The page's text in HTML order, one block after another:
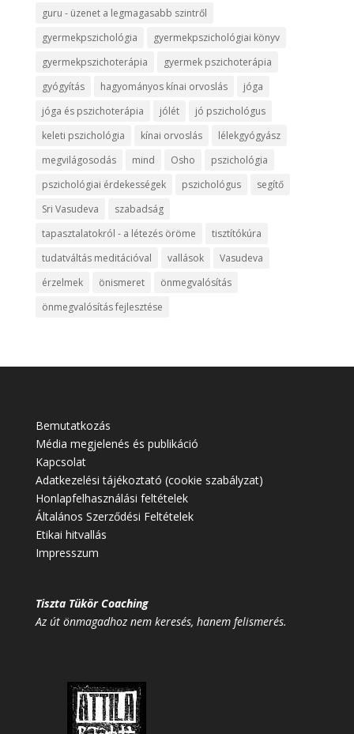
guru - üzenet a legmagasabb szintről
gyermekpszichológia
gyermekpszichológiai könyv
gyermekpszichoterápia
gyermek pszichoterápia
gyógyítás
hagyományos kínai orvoslás
jóga
jóga és pszichoterápia
jólét
jó pszichológus
keleti pszichológia
kínai orvoslás
lélekgyógyász
megvilágosodás
mind Osho
pszichológia
pszichológiai érdekességek
pszichológus
segítő
Sri Vasudeva
szabadság
tapasztalatokról - a létezés öröme
tisztítókúra
tudatváltás meditációval
vallások
Vasudeva
érzelmek
önismeret
önmegvalósítás
önmegvalósítás fejlesztése
Bemutatkozás
Média megjelenés és publikáció
Kapcsolat
Adatkezelési tájékoztató (cookie szabályzat)
Honlapfelhasználási feltételek
Általános Szerződési Feltételek
Etikai hitvallás
Impresszum
Tiszta Tükör Coaching
Az út önmagadhoz nem keresés, hanem felismerés.